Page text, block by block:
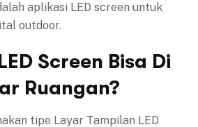
aplikasi LED screen untuk
outdoor.
Screen Bisa Di
Ruangan?
tipe Layar Tampilan LED